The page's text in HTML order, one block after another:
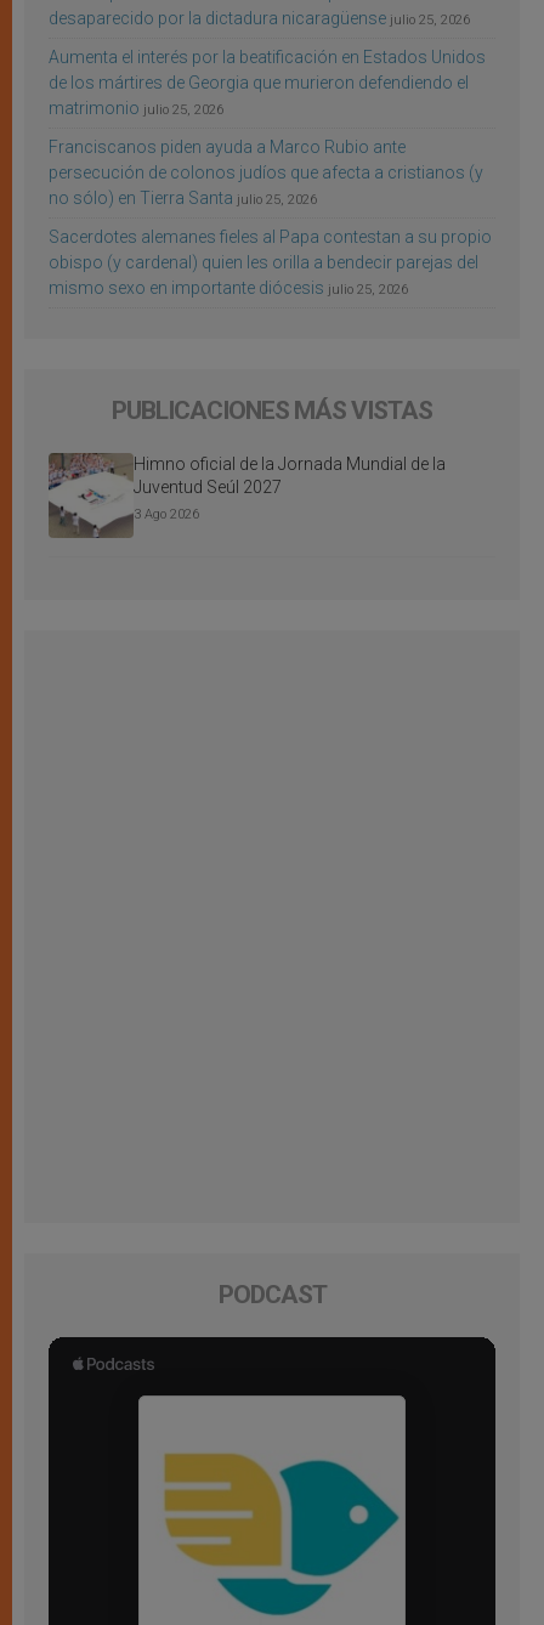
desaparecido por la dictadura nicaragüense julio 25, 2026
Aumenta el interés por la beatificación en Estados Unidos
de los mártires de Georgia que murieron defendiendo el
matrimonio julio 25, 2026
Franciscanos piden ayuda a Marco Rubio ante
persecución de colonos judíos que afecta a cristianos (y
no sólo) en Tierra Santa julio 25, 2026
Sacerdotes alemanes fieles al Papa contestan a su propio
obispo (y cardenal) quien les orilla a bendecir parejas del
mismo sexo en importante diócesis julio 25, 2026
PUBLICACIONES MÁS VISTAS
Himno oficial de la Jornada Mundial de la
Juventud Seúl 2027
3 Ago 2026
PODCAST